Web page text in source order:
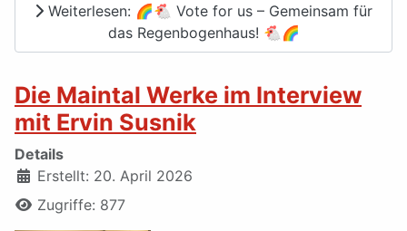
Weiterlesen: 🌈🐔 Vote for us – Gemeinsam für
das Regenbogenhaus! 🐔🌈
Die Maintal Werke im Interview
mit Ervin Susnik
Details
Erstellt: 20. April 2026
Zugriffe: 877